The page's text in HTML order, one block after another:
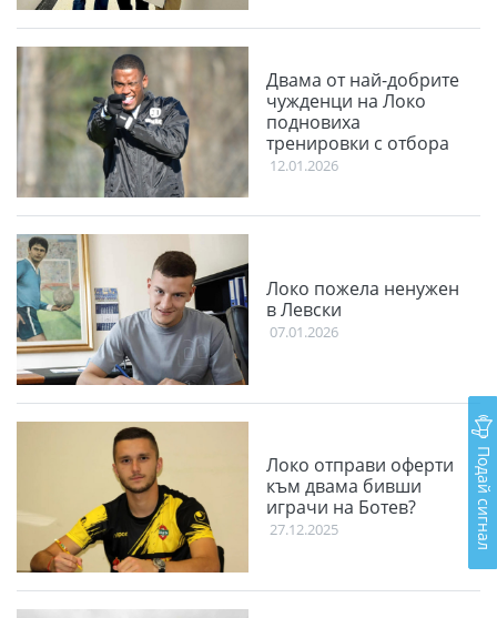
Двама от най-добрите
чужденци на Локо
подновиха
тренировки с отбора
12.01.2026
Локо пожела ненужен
в Левски
07.01.2026
Локо отправи оферти
към двама бивши
играчи на Ботев?
27.12.2025 Подай сигнал